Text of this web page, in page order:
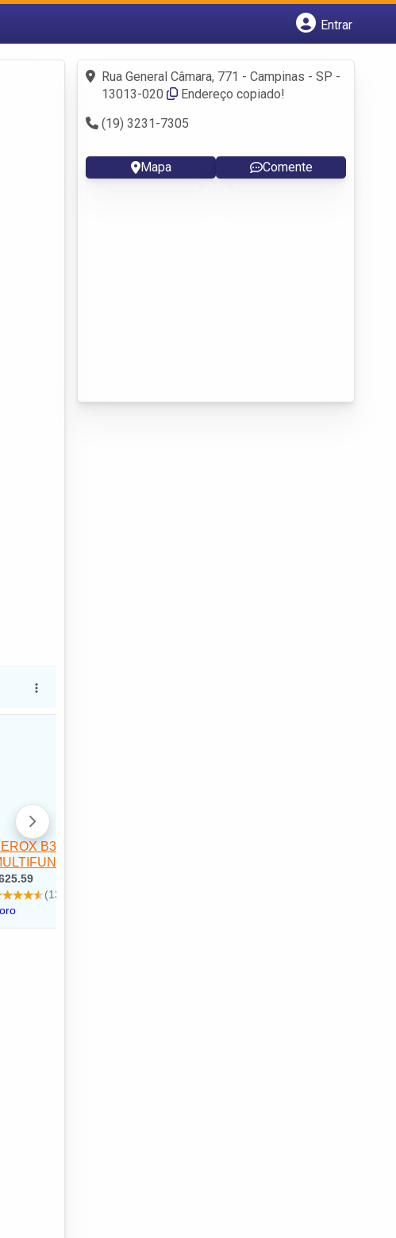
Entrar
Fazer login
Criar conta
Rua General Câmara, 771 - Campinas - SP -
13013-020
Endereço copiado!
(19) 3231-7305
Mapa Comente